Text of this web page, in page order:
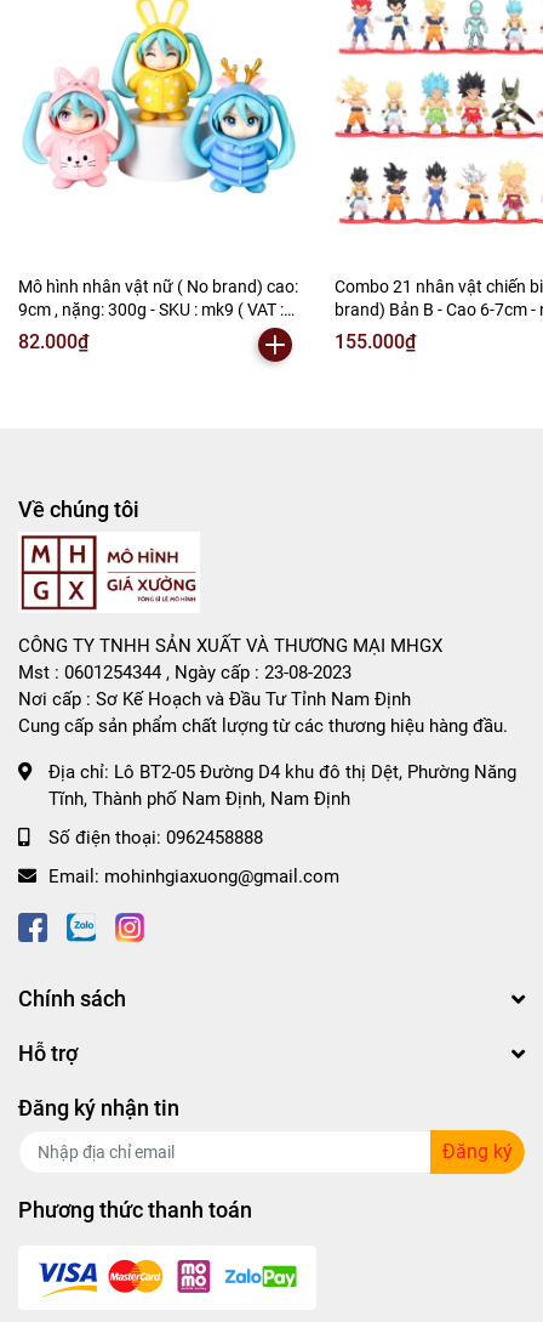
Cửa Hàng Phụ Kiện Ô Tô ( Sản Phẩm Mô Hình Lắc Đầu
---------------------------------------------------------------------
-----------------------
Mô Hình Giá Xưởng
Liên hệ : 096.245.8888 vs 0947.783.771
Bán Buôn , Bán Lẻ Mô Hình
Mô hình nhân vật nữ ( No brand) cao:
9cm , nặng: 300g - SKU : mk9 ( VAT :
002-b05-50 )K26-T1-S4
82.000₫
Combo 21 nhân vật chiến
brand) Bản B - Cao 6-7cm -
300gram - no box , bọc túi
:DB145a ( VAT 002-02-130
155.000₫
Về chúng tôi
CÔNG TY TNHH SẢN XUẤT VÀ THƯƠNG MẠI MHGX
Mst : 0601254344 , Ngày cấp : 23-08-2023
Nơi cấp : Sơ Kế Hoạch và Đầu Tư Tỉnh Nam Định
Cung cấp sản phẩm chất lượng từ các thương hiệu hàng đầu.
Địa chỉ: Lô BT2-05 Đường D4 khu đô thị Dệt, Phường Năng
Tĩnh, Thành phố Nam Định, Nam Định
Số điện thoại: 0962458888
Email: mohinhgiaxuong@gmail.com
Chính sách
Hỗ trợ
Đăng ký nhận tin
Đăng ký
Phương thức thanh toán